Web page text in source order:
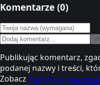
Komentarze (0)
Publikując komentarz,
podanej nazwy i treści,
Zobacz Politykę